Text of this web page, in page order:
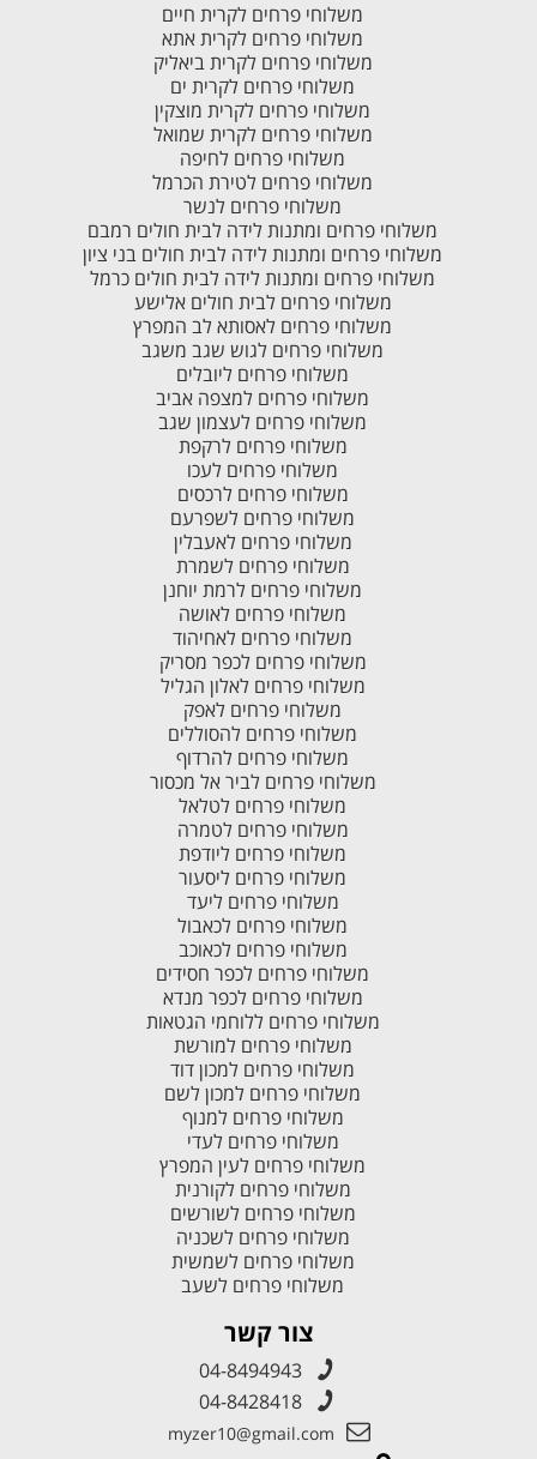
משלוחי פרחים לקרית חיים
משלוחי פרחים לקרית אתא
משלוחי פרחים לקרית ביאליק
משלוחי פרחים לקרית ים
משלוחי פרחים לקרית מוצקין
משלוחי פרחים לקרית שמואל
משלוחי פרחים לחיפה
משלוחי פרחים לטירת הכרמל
משלוחי פרחים לנשר
משלוחי פרחים ומתנות לידה לבית חולים רמבם
משלוחי פרחים ומתנות לידה לבית חולים בני ציון
משלוחי פרחים ומתנות לידה לבית חולים כרמל
משלוחי פרחים לבית חולים אלישע
משלוחי פרחים לאסותא לב המפרץ
משלוחי פרחים לגוש שגב משגב
משלוחי פרחים ליובלים
משלוחי פרחים למצפה אביב
משלוחי פרחים לעצמון שגב
משלוחי פרחים לרקפת
משלוחי פרחים לעכו
משלוחי פרחים לרכסים
משלוחי פרחים לשפרעם
משלוחי פרחים לאעבלין
משלוחי פרחים לשמרת
משלוחי פרחים לרמת יוחנן
משלוחי פרחים לאושה
משלוחי פרחים לאחיהוד
משלוחי פרחים לכפר מסריק
משלוחי פרחים לאלון הגליל
משלוחי פרחים לאפק
משלוחי פרחים להסוללים
משלוחי פרחים להרדוף
משלוחי פרחים לביר אל מכסור
משלוחי פרחים לטלאל
משלוחי פרחים לטמרה
משלוחי פרחים ליודפת
משלוחי פרחים ליסעור
משלוחי פרחים ליעד
משלוחי פרחים לכאבול
משלוחי פרחים לכאוכב
משלוחי פרחים לכפר חסידים
משלוחי פרחים לכפר מנדא
משלוחי פרחים ללוחמי הגטאות
משלוחי פרחים למורשת
משלוחי פרחים למכון דוד
משלוחי פרחים למכון לשם
משלוחי פרחים למנוף
משלוחי פרחים לעדי
משלוחי פרחים לעין המפרץ
משלוחי פרחים לקורנית
משלוחי פרחים לשורשים
משלוחי פרחים לשכניה
משלוחי פרחים לשמשית
משלוחי פרחים לשעב
צור קשר
04-8494943
04-8428418
myzer10@gmail.com